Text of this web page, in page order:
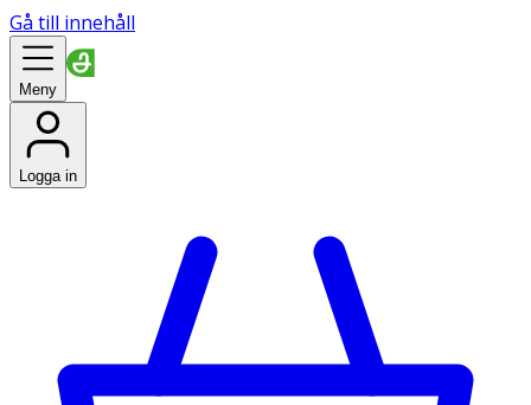
Gå till innehåll
Meny
Logga in